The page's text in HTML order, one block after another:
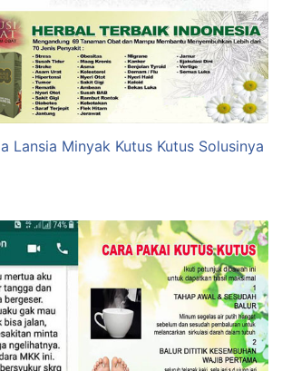
Lansia Minyak Kutus Kutus Solusinya